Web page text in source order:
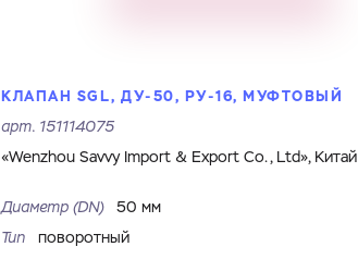
КЛАПАН SGL, ДУ-50, РУ-16, МУФТОВЫЙ
арт. 151114075
«Wenzhou Savvy Import & Export Co., Ltd», Китай
Диаметр (DN) 50 мм
Тип
поворотный